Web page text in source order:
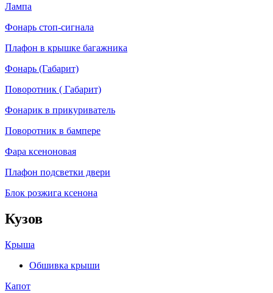
Лампа
Фонарь стоп-сигнала
Плафон в крышке багажника
Фонарь (Габарит)
Поворотник ( Габарит)
Фонарик в прикуриватель
Поворотник в бампере
Фара ксеноновая
Плафон подсветки двери
Блок розжига ксенона
Кузов
Крыша
Обшивка крыши
Капот